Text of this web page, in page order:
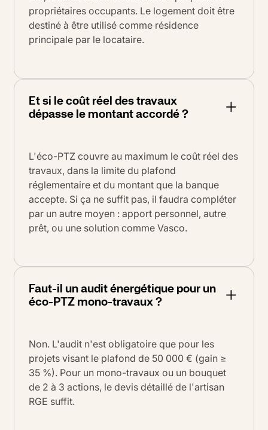
propriétaires occupants. Le logement doit être
destiné à être utilisé comme résidence
principale par le locataire.
Et si le coût réel des travaux
dépasse le montant accordé ?
L'éco-PTZ couvre au maximum le coût réel des
travaux, dans la limite du plafond
réglementaire et du montant que la banque
accepte. Si ça ne suffit pas, il faudra compléter
par un autre moyen : apport personnel, autre
prêt, ou une solution comme Vasco.
Faut-il un audit énergétique pour un
éco-PTZ mono-travaux ?
Non. L'audit n'est obligatoire que pour les
projets visant le plafond de 50 000 € (gain ≥
35 %). Pour un mono-travaux ou un bouquet
de 2 à 3 actions, le devis détaillé de l'artisan
RGE suffit.